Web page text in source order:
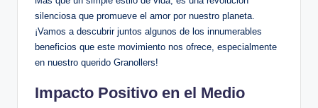
silenciosa que promueve el amor por nuestro planeta.
¡Vamos a descubrir juntos algunos de los innumerables
beneficios que este movimiento nos ofrece, especialmente
en nuestro querido Granollers!
Impacto Positivo en el Medio